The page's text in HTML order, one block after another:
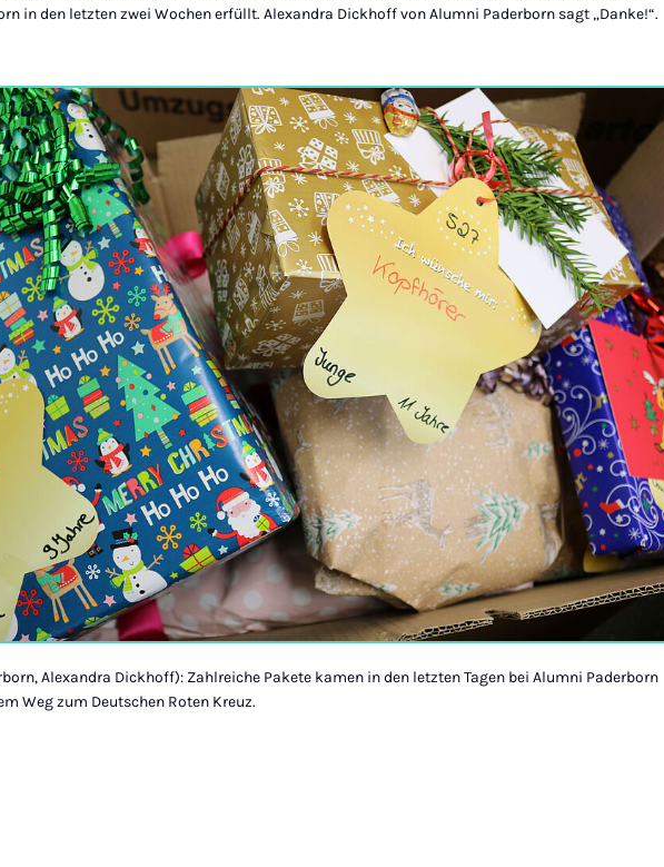
in den letzten zwei Wochen erfüllt. Alexandra Dickhoff von Alumni Paderborn sagt „Danke!“.
Alexandra Dickhoff): Zahlreiche Pakete kamen in den letzten Tagen bei Alumni Paderborn
Weg zum Deutschen Roten Kreuz.